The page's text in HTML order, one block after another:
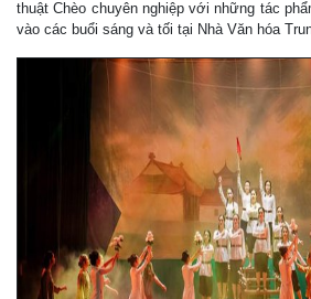
thuật Chèo chuyên nghiệp với những tác
vào các buổi sáng và tối tại Nhà Văn hóa